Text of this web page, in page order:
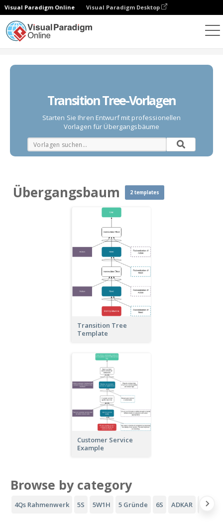
Visual Paradigm Online Visual Paradigm Desktop
Transition Tree-Vorlagen
Starten Sie Ihren Entwurf mit professionellen
Vorlagen für Übergangsbäume
Übergangsbaum 2 templates
Transition Tree
Template
Customer Service
Example
Browse by category
4Qs Rahmenwerk 5S 5W1H 5 Gründe 6S ADKAR